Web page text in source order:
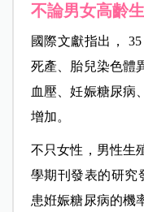
不論男女高齡
國際文獻指出，
死產、胎兒染色體
血壓、妊娠糖尿病
增加。
不只女性，男性生
學期刊發表的研究
患姙娠糖尿病的機